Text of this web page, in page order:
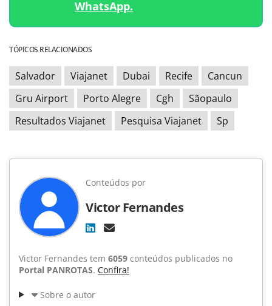
WhatsApp.
TÓPICOS RELACIONADOS
Salvador Viajanet Dubai Recife
Cancun
Gru Airport
Porto Alegre Cgh
Sãopaulo
Resultados Viajanet
Pesquisa Viajanet Sp
Conteúdos por
Victor Fernandes
Victor Fernandes tem 6059 conteúdos publicados no
Portal PANROTAS. Confira!
Sobre o autor